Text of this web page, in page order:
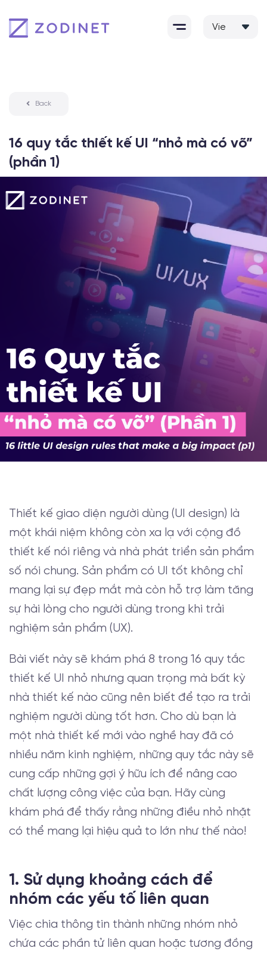
to
content
Back
16 quy tắc thiết kế UI “nhỏ mà có võ”
(phần 1)
Thiết kế giao diện người dùng (UI design) là
một khái niệm không còn xa lạ với cộng đồ
thiết kế nói riêng và nhà phát triển sản phẩm
số nói chung. Sản phẩm có UI tốt không chỉ
mang lại sự đẹp mắt mà còn hỗ trợ làm tăng
sự hài lòng cho người dùng trong khi trải
nghiệm sản phẩm (UX).
Bài viết này sẽ khám phá 8 trong 16 quy tắc
thiết kế UI nhỏ nhưng quan trọng mà bất kỳ
nhà thiết kế nào cũng nên biết để tạo ra trải
nghiệm người dùng tốt hơn. Cho dù bạn là
một nhà thiết kế mới vào nghề hay đã có
nhiều năm kinh nghiệm, những quy tắc này sẽ
cung cấp những gợi ý hữu ích để nâng cao
chất lượng công việc của bạn. Hãy cùng
khám phá để thấy rằng những điều nhỏ nhặt
có thể mang lại hiệu quả to lớn như thế nào!
1. Sử dụng khoảng cách để
nhóm các yếu tố liên quan
Việc chia thông tin thành những nhóm nhỏ
chứa các phần tử liên quan hoặc tương đồng